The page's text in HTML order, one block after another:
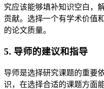
究应该能够填补知识空白，
贡献。选择一个有学术价值
的论文质量。
5. 导师的建议和指导
导师是选择研究课题的重要
识，在选择合适的课题方面